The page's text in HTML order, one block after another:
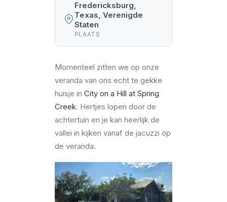
Fredericksburg,
Texas, Verenigde
Staten
PLAATS
Momenteel zitten we op onze
veranda van ons echt te gekke
huisje in City on a Hill at Spring
Creek. Hertjes lopen door de
achtertuin en je kan heerlijk de
vallei in kijken vanaf de jacuzzi op
de veranda.